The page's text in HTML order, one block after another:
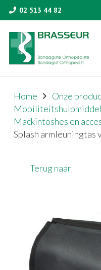
02 513 44 82
Home
Onze
Mackintoshes en
Splash
Terug naar